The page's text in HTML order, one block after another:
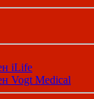
iLife
Vogt Medical